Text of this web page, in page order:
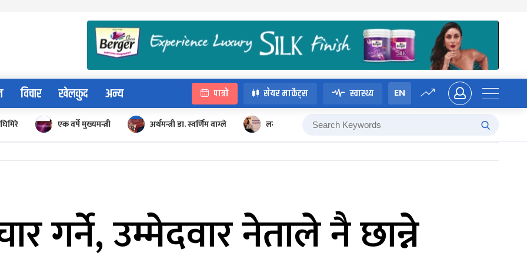
विचार खेलकुद अन्य पात्रो सेयर मार्केट्स स्वास्थ्य EN
एक वर्षे मुख्यमन्त्री अर्थमन्त्री डा. स्वर्णिम वाग्ले लगानी बोर्ड
गर्ने, उम्मेदवार नेताले नै छान्ने